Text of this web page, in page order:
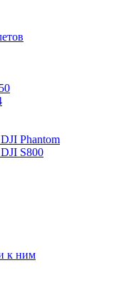
Phantom
S800
к ним